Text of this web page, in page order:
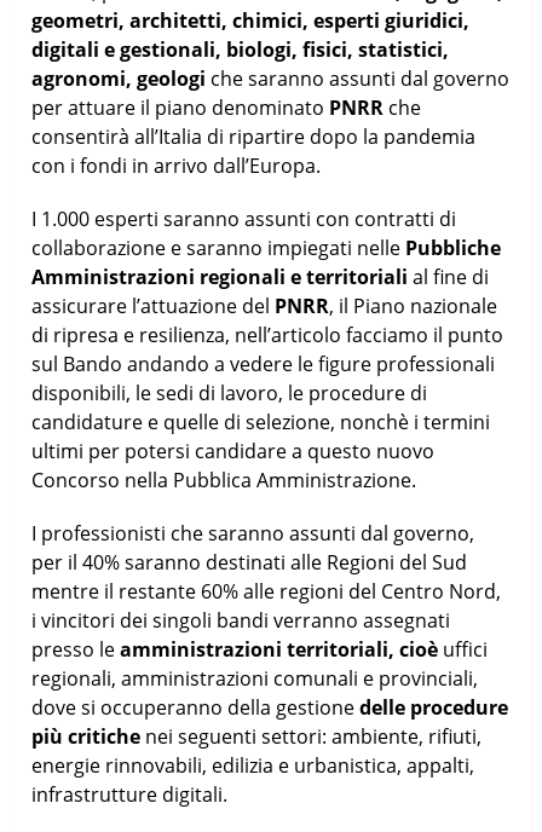
geometri, architetti, chimici, esperti giuridici,
digitali e gestionali, biologi, fisici, statistici,
agronomi, geologi che saranno assunti dal governo
per attuare il piano denominato PNRR che
consentirà all’Italia di ripartire dopo la pandemia
con i fondi in arrivo dall’Europa.
I 1.000 esperti saranno assunti con contratti di
collaborazione e saranno impiegati nelle Pubbliche
Amministrazioni regionali e territoriali al fine di
assicurare l’attuazione del PNRR, il Piano nazionale
di ripresa e resilienza, nell’articolo facciamo il punto
sul Bando andando a vedere le figure professionali
disponibili, le sedi di lavoro, le procedure di
candidature e quelle di selezione, nonchè i termini
ultimi per potersi candidare a questo nuovo
Concorso nella Pubblica Amministrazione.
I professionisti che saranno assunti dal governo,
per il 40% saranno destinati alle Regioni del Sud
mentre il restante 60% alle regioni del Centro Nord,
i vincitori dei singoli bandi verranno assegnati
presso leamministrazioni territoriali, cioè uffici
regionali, amministrazioni comunali e provinciali,
dove si occuperanno della gestionedelle procedure
più critiche nei seguenti settori: ambiente, rifiuti,
energie rinnovabili, edilizia e urbanistica, appalti,
infrastrutture digitali.